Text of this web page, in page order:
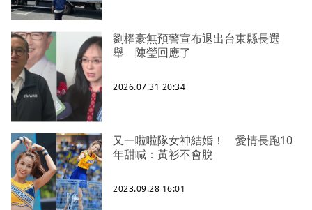
劉櫂豪無預警宣布退出台東縣長選
舉 陳瑩回應了
2026.07.31 20:34
又一啦啦隊女神結婚！ 愛情長跑10
年甜喊：黃衫不會脫
2023.09.28 16:01